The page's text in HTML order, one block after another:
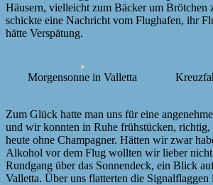
Häusern, vielleicht zum Bäcker um Brötchen
schickte eine Nachricht vom Flughafen, ihr
hätte Verspätung.
Morgensonne in Valletta
Zum Glück hatte man uns für eine
und wir konnten in Ruhe frühstücken,
heute ohne Champagner. Hätten wir zwar
Alkohol vor dem Flug wollten wir lieber
Rundgang über das Sonnendeck, ein Blick
Valletta. Über uns flatterten die